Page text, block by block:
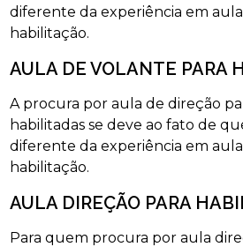
diferente da experiência em
habilitação.
AULA DE VOLANTE PARA
A procura por aula de direção
habilitadas se deve ao fato de
diferente da experiência em
habilitação.
AULA DIREÇÃO PARA
Para quem procura por aula